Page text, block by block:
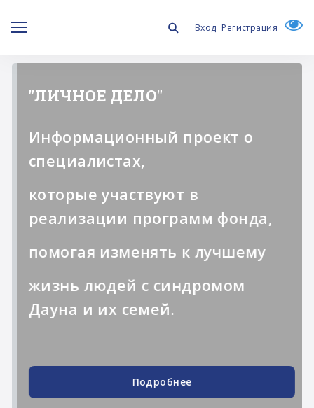
Вход Регистрация
"ЛИЧНОЕ ДЕЛО"
Информационный проект о
специалистах,
которые участвуют в
реализации программ фонда,
помогая изменять к лучшему
жизнь людей с синдромом
Дауна и их семей.
Подробнее